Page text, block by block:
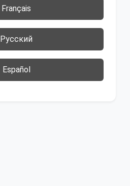
Français
Русский
Español